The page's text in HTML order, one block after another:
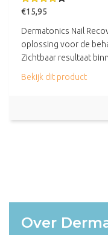
Gewaarde
erd4.00
uit 5
€15,95
Dermatonics Nail
oplossing voor de
Zichtbaar resultaat
Bekijk dit product
Over